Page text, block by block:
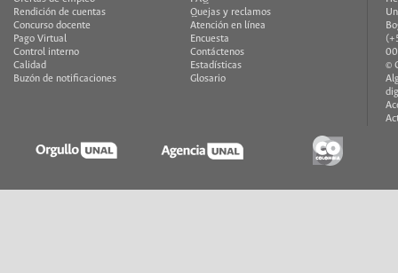
Rendición de cuentas
Concurso docente
Pago Virtual
Control interno
Calidad
Buzón de notificaciones
Quejas y reclamos
Atención en línea
Encuesta
Contáctenos
Estadísticas
Glosario
©